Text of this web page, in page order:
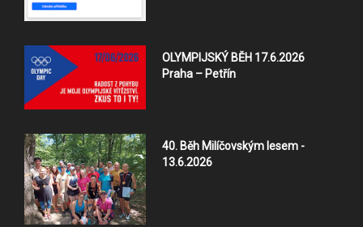
OLYMPIJSKÝ BĚH 17.6.2026
Praha – Petřín
40. Běh Milíčovským lesem -
13.6.2026